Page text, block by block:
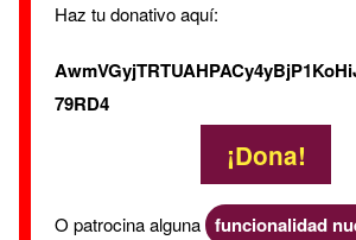
Haz tu donativo aquí:
79RD4
¡Dona!
O patrocina alguna funcionalidad